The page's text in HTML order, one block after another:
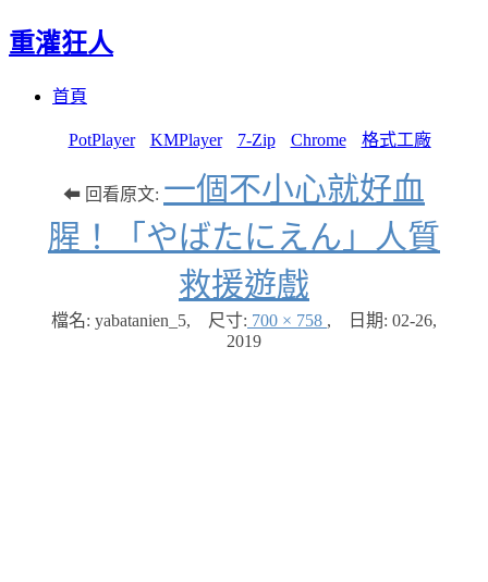
重灌狂人
首頁
PotPlayer KMPlayer 7-Zip Chrome 格式工廠
⬅ 回看原文: 一個不小心就好血
腥！「やばたにえん」人質
救援遊戲
檔名: yabatanien_5, 尺寸: 700 × 758 , 日期: 02-26,
2019